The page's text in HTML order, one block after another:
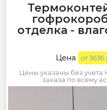
отделка -
Цена от 3636
Цены указаны без
заказа по всему